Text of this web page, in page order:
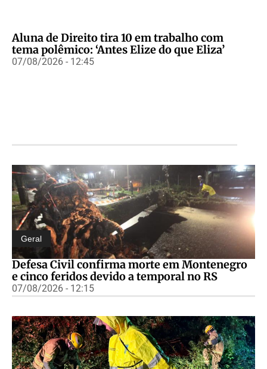
Aluna de Direito tira 10 em trabalho com
tema polêmico: ‘Antes Elize do que Eliza’
07/08/2026 - 12:45
Geral
Defesa Civil confirma morte em Montenegro
e cinco feridos devido a temporal no RS
07/08/2026 - 12:15